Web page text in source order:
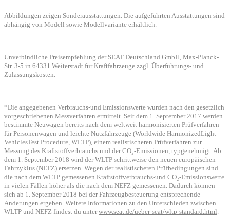
Abbildungen zeigen Sonderausstattungen. Die aufgeführten Ausstattungen sind
abhängig von Modell sowie Modellvariante erhältlich.
Unverbindliche Preisempfehlung der SEAT Deutschland GmbH, Max-Planck-
Str. 3-5 in 64331 Weiterstadt für Kraftfahrzeuge zzgl. Überführungs- und
Zulassungskosten.
*Die angegebenen Verbrauchs-und Emissionswerte wurden nach den gesetzlich
vorgeschriebenen Messverfahren ermittelt. Seit dem 1. September 2017 werden
bestimmte Neuwagen bereits nach dem weltweit harmonisierten Prüfverfahren
für Personenwagen und leichte Nutzfahrzeuge (Worldwide HarmonizedLight
VehiclesTest Procedure, WLTP), einem realistischeren Prüfverfahren zur
Messung des Kraftstoffverbrauchs und der CO₂-Emissionen, typgenehmigt. Ab
dem 1. September 2018 wird der WLTP schrittweise den neuen europäischen
Fahrzyklus (NEFZ) ersetzen. Wegen der realistischeren Prüfbedingungen sind
die nach dem WLTP gemessenen Kraftstoffverbrauchs-und CO₂-Emissionswerte
in vielen Fällen höher als die nach dem NEFZ gemessenen. Dadurch können
sich ab 1. September 2018 bei der Fahrzeugbesteuerung entsprechende
Änderungen ergeben. Weitere Informationen zu den Unterschieden zwischen
WLTP und NEFZ findest du unterwww.seat.de/ueber-seat/wltp-standard.html.